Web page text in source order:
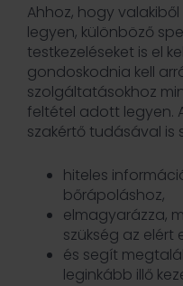
Ahhoz, hogy
legyen, különböző
testkezeléseket is el
gondoskodnia kell
szolgáltatásokhoz
feltétel adott legyen.
szakértő tudásával is
hiteles
bőrápoláshoz,
elmagyarázza,
szükség az
és segít
leginkább illő